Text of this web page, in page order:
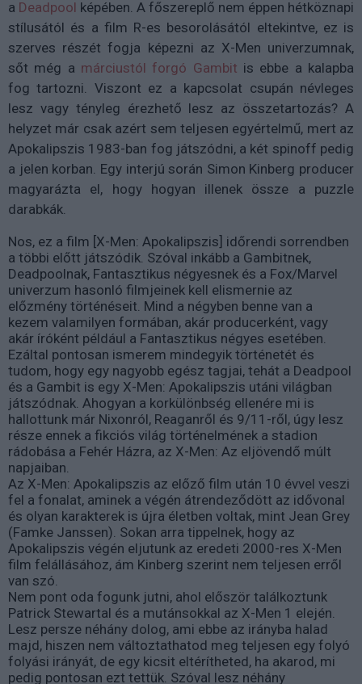
a Deadpool képében. A főszereplő nem éppen hétköznapi
stílusától és a film R-es besorolásától eltekintve, ez is
szerves részét fogja képezni az X-Men univerzumnak,
sőt még a márciustól forgó Gambit is ebbe a kalapba
fog tartozni. Viszont ez a kapcsolat csupán névleges
lesz vagy tényleg érezhető lesz az összetartozás? A
helyzet már csak azért sem teljesen egyértelmű, mert az
Apokalipszis 1983-ban fog játszódni, a két spinoff pedig
a jelen korban. Egy interjú során Simon Kinberg producer
magyarázta el, hogy hogyan illenek össze a puzzle
darabkák.
Nos, ez a film [X-Men: Apokalipszis] időrendi sorrendben
a többi előtt játszódik. Szóval inkább a Gambitnek,
Deadpoolnak, Fantasztikus négyesnek és a Fox/Marvel
univerzum hasonló filmjeinek kell elismernie az
előzmény történéseit. Mind a négyben benne van a
kezem valamilyen formában, akár producerként, vagy
akár íróként például a Fantasztikus négyes esetében.
Ezáltal pontosan ismerem mindegyik történetét és
tudom, hogy egy nagyobb egész tagjai, tehát a Deadpool
és a Gambit is egy X-Men: Apokalipszis utáni világban
játszódnak. Ahogyan a korkülönbség ellenére mi is
hallottunk már Nixonról, Reaganről és 9/11-ről, úgy lesz
része ennek a fikciós világ történelmének a stadion
rádobása a Fehér Házra, az X-Men: Az eljövendő múlt
napjaiban.
Az X-Men: Apokalipszis az előző film után 10 évvel veszi
fel a fonalat, aminek a végén átrendeződött az idővonal
és olyan karakterek is újra életben voltak, mint Jean Grey
(Famke Janssen). Sokan arra tippelnek, hogy az
Apokalipszis végén eljutunk az eredeti 2000-res X-Men
film felállásához, ám Kinberg szerint nem teljesen erről
van szó.
Nem pont oda fogunk jutni, ahol először találkoztunk
Patrick Stewartal és a mutánsokkal az X-Men 1 elején.
Lesz persze néhány dolog, ami ebbe az irányba halad
majd, hiszen nem változtathatod meg teljesen egy folyó
folyási irányát, de egy kicsit eltérítheted, ha akarod, mi
pedig pontosan ezt tettük. Szóval lesz néhány